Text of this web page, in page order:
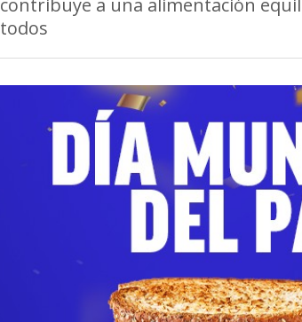
contribuye a una alimentación
todos